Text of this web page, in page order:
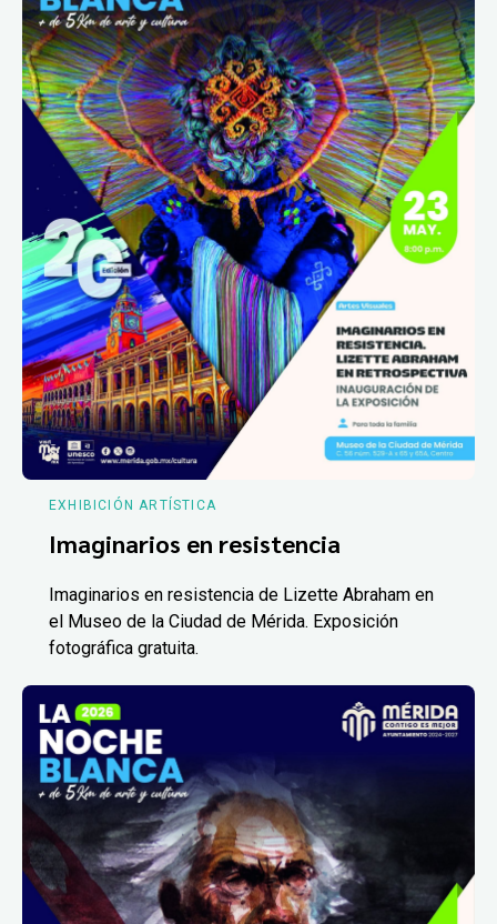
EXHIBICIÓN ARTÍSTICA
Imaginarios en resistencia
Imaginarios en resistencia de Lizette Abraham en
el Museo de la Ciudad de Mérida. Exposición
fotográfica gratuita.